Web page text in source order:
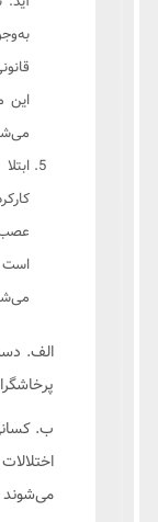
این
الف.
ب.
می‌شوند